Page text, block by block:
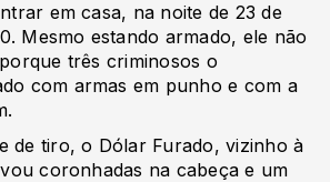
em casa, na noite de 23 de
Mesmo estando armado, ele não
três criminosos o
com armas em punho e com a
de tiro, o Dólar Furado, vizinho à
coronhadas na cabeça e um